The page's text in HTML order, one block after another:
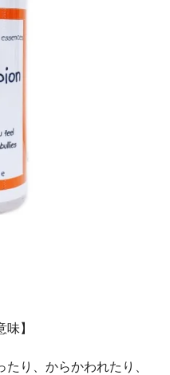
】
り、からかわれたり、